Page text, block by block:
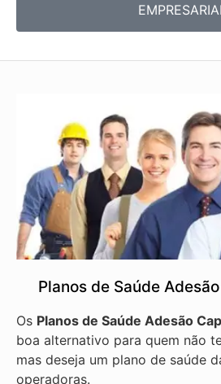
Planos de Saúde
Os Planos de Saúde Adesão
boa alternativo para quem não
mas deseja um plano de saúde
operadoras.